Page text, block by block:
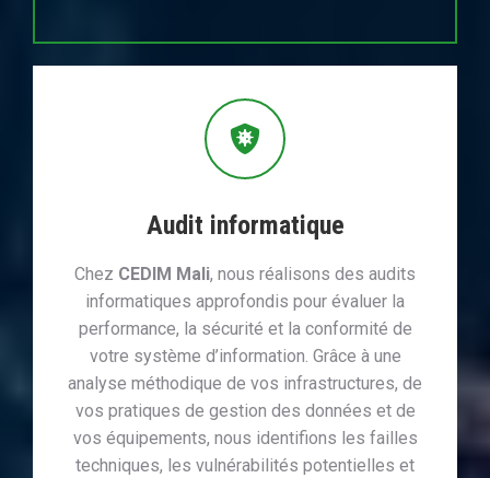
Audit informatique
Chez CEDIM Mali, nous réalisons des audits
informatiques approfondis pour évaluer la
performance, la sécurité et la conformité de
votre système d’information. Grâce à une
analyse méthodique de vos infrastructures, de
vos pratiques de gestion des données et de
vos équipements, nous identifions les failles
techniques, les vulnérabilités potentielles et